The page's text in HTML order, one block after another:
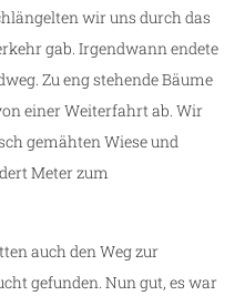
wir uns durch das
gab. Irgendwann endete
Zu eng stehende Bäume
einer Weiterfahrt ab. Wir
gemähten Wiese und
Meter zum
auch den Weg zur
gefunden. Nun gut, es war